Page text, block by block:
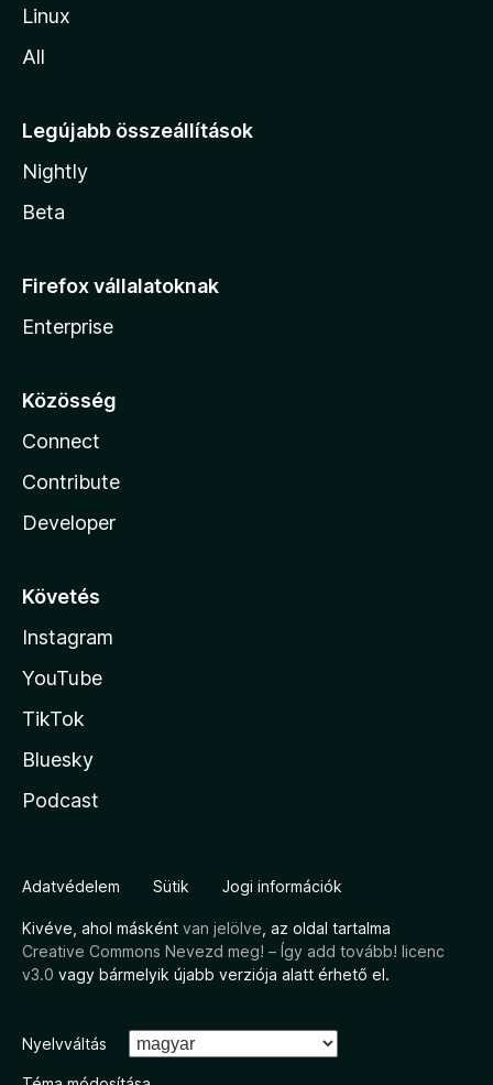
Linux
All
Legújabb összeállítások
Nightly
Beta
Firefox vállalatoknak
Enterprise
Közösség
Connect
Contribute
Developer
Követés
Instagram
YouTube
TikTok
Bluesky
Podcast
Adatvédelem Sütik Jogi információk
Kivéve, ahol másként van jelölve , az oldal tartalma
Creative Commons Nevezd meg! – Így add tovább! licenc
v3.0 vagy bármelyik újabb verziója alatt érhető el.
Nyelvváltás